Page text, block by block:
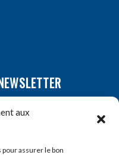
aux
assurer le bon